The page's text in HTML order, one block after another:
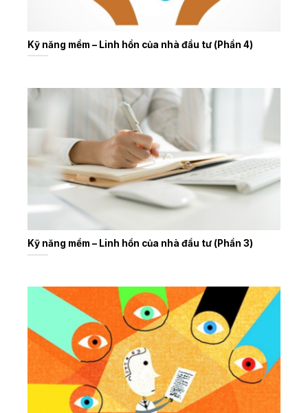
Kỹ năng mềm – Linh hồn của nhà đầu tư (Phần 4)
Kỹ năng mềm – Linh hồn của nhà đầu tư (Phần 3)